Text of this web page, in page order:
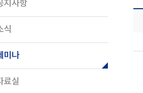
지사항
식
미나
료실